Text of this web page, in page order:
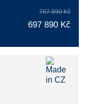
767 890 Kč
697 890 Kč